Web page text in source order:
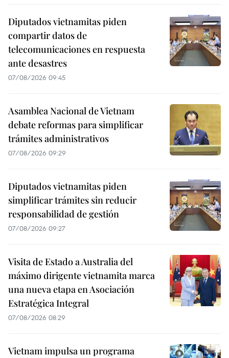
Diputados vietnamitas piden
compartir datos de
telecomunicaciones en respuesta
ante desastres
07/08/2026 09:45
Asamblea Nacional de Vietnam
debate reformas para simplificar
trámites administrativos
07/08/2026 09:29
Diputados vietnamitas piden
simplificar trámites sin reducir
responsabilidad de gestión
07/08/2026 09:27
Visita de Estado a Australia del
máximo dirigente vietnamita marca
una nueva etapa en Asociación
Estratégica Integral
07/08/2026 08:29
Vietnam impulsa un programa